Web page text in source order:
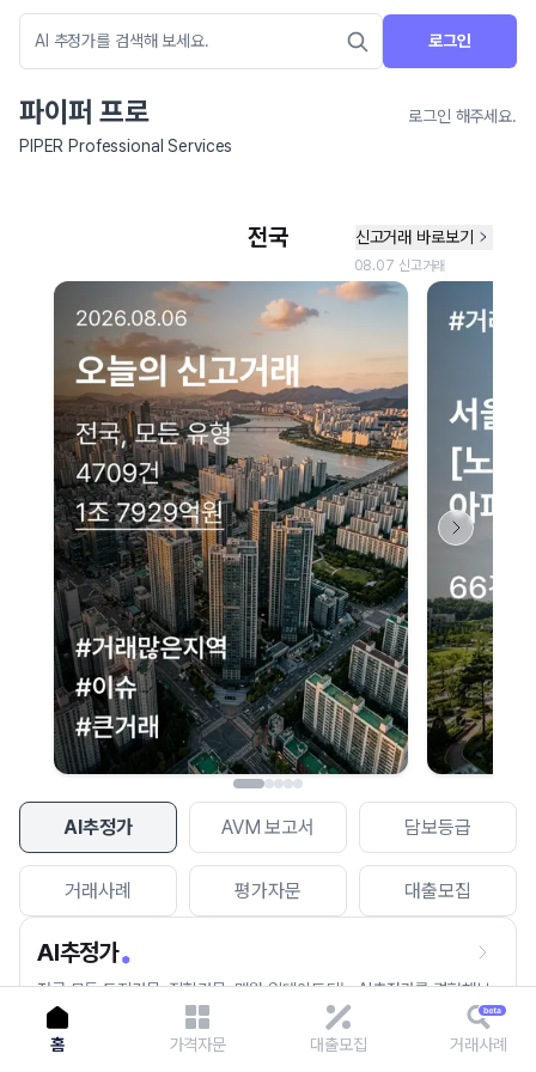
로그인
파이퍼 프로
로그인 해주세요.
PIPER Professional Services
AI추정가 AVM 보고서 담보등급
거래사례 평가자문 대출모집
AI추정가
전국 모든 토지건물, 집합건물, 매월 업데이트되는 AI추정가를 경험해보
세요.
네이버 지도 연결 안내
현재 네이버 지도 연결이 원활하지 않아 지도를 불러올 수 없습니다.
이용에 불편을 드려 죄송합니다.
다시 시도
홈 가격자문 대출모집 거래사례